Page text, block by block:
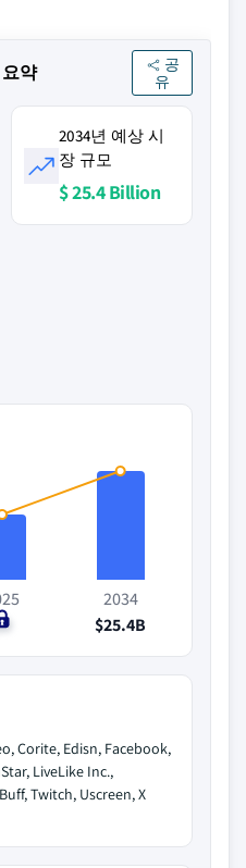
약
공
유
2034년 예상 시
장 규모
$ 25.4 Billion
2034
$25.4B
Corite, Edisn, Facebook,
LiveLike Inc.,
Twitch, Uscreen, X